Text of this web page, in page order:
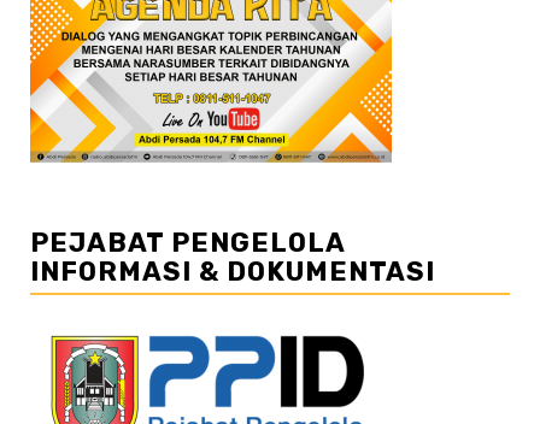
PEJABAT PENGELOLA
INFORMASI & DOKUMENTASI